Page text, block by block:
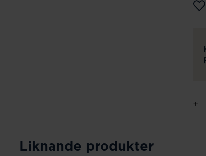
Liknande produkter